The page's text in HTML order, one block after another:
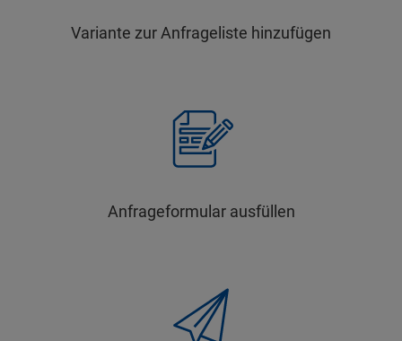
Variante zur Anfrageliste hinzufügen
Anfrageformular ausfüllen